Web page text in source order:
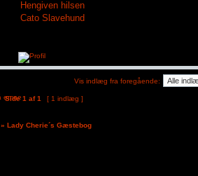
Hengiven hilsen
Cato Slavehund
Vis indlæg fra foregående:
Side1 af1 [ 1 indlæg ]
» Lady Cherie´s Gæstebog